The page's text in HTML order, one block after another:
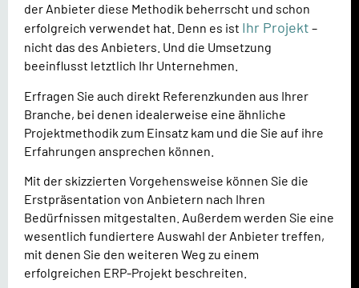
der Anbieter diese Methodik beherrscht und schon
erfolgreich verwendet hat. Denn es ist Ihr Projekt –
nicht das des Anbieters. Und die Umsetzung
beeinflusst letztlich Ihr Unternehmen.
Erfragen Sie auch direkt Referenzkunden aus Ihrer
Branche, bei denen idealerweise eine ähnliche
Projektmethodik zum Einsatz kam und die Sie auf ihre
Erfahrungen ansprechen können.
Mit der skizzierten Vorgehensweise können Sie die
Erstpräsentation von Anbietern nach Ihren
Bedürfnissen mitgestalten. Außerdem werden Sie eine
wesentlich fundiertere Auswahl der Anbieter treffen,
mit denen Sie den weiteren Weg zu einem
erfolgreichen ERP-Projekt beschreiten.